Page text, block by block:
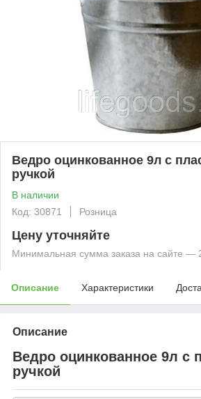
Ведро оцинкованное 9л с
ручкой
В наличии
Код: 30871
Розница
Цену уточняйте
Минимальная сумма заказа на сайте —
Описание Характеристики
Описание
Ведро оцинкованное 9л с
ручкой